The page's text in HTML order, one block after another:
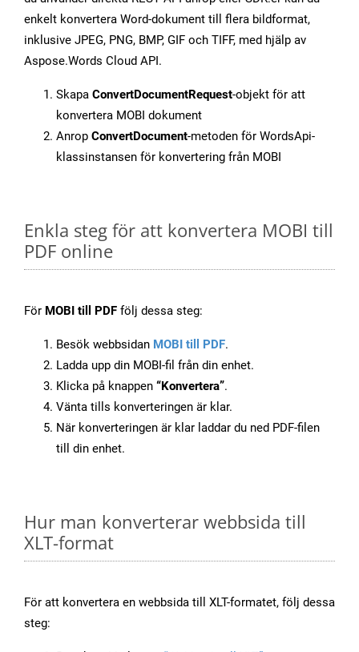
enkelt konvertera Word-dokument till flera bildformat,
inklusive JPEG, PNG, BMP, GIF och TIFF, med hjälp av
Aspose.Words Cloud API.
Skapa ConvertDocumentRequest-objekt för att
konvertera MOBI dokument
Anrop ConvertDocument-metoden för WordsApi-
klassinstansen för konvertering från MOBI
Enkla steg för att konvertera MOBI till
PDF online
För MOBI till PDF följ dessa steg:
Besök webbsidan MOBI till PDF.
Ladda upp din MOBI-fil från din enhet.
Klicka på knappen “Konvertera”.
Vänta tills konverteringen är klar.
När konverteringen är klar laddar du ned PDF-filen
till din enhet.
Hur man konverterar webbsida till
XLT-format
För att konvertera en webbsida till XLT-formatet, följ dessa
steg: